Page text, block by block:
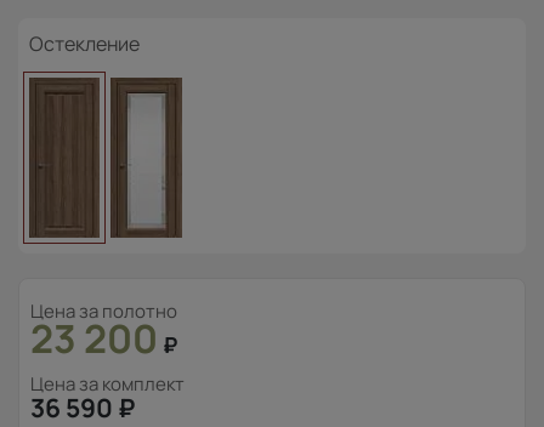
Остекление
Цена за полотно
23 200 ₽
Цена за комплект
36 590 ₽